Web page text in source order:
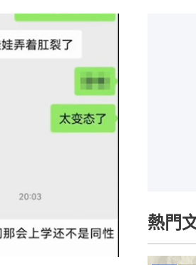
熱門